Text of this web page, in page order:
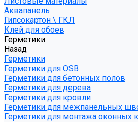
Аквапанель
Гипсокартон \ ГКЛ
Клей для обоев
Герметики
Назад
Герметики
Герметики для OSB
Герметики для бетонных полов
Герметики для дерева
Герметики для кровли
Герметики для межпанельных
Герметики для монтажа оконных